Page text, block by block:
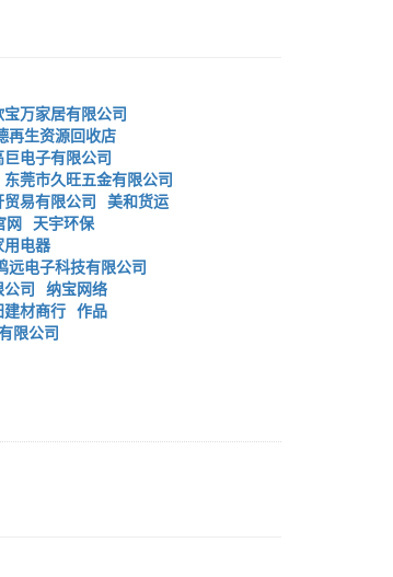
宝万家居有限公司
再生资源回收店
电子有限公司
东莞市久旺五金有限公司
易有限公司 美和货运
网 天宇环保
用电器
远电子科技有限公司
司 纳宝网络
材商行 作品
限公司